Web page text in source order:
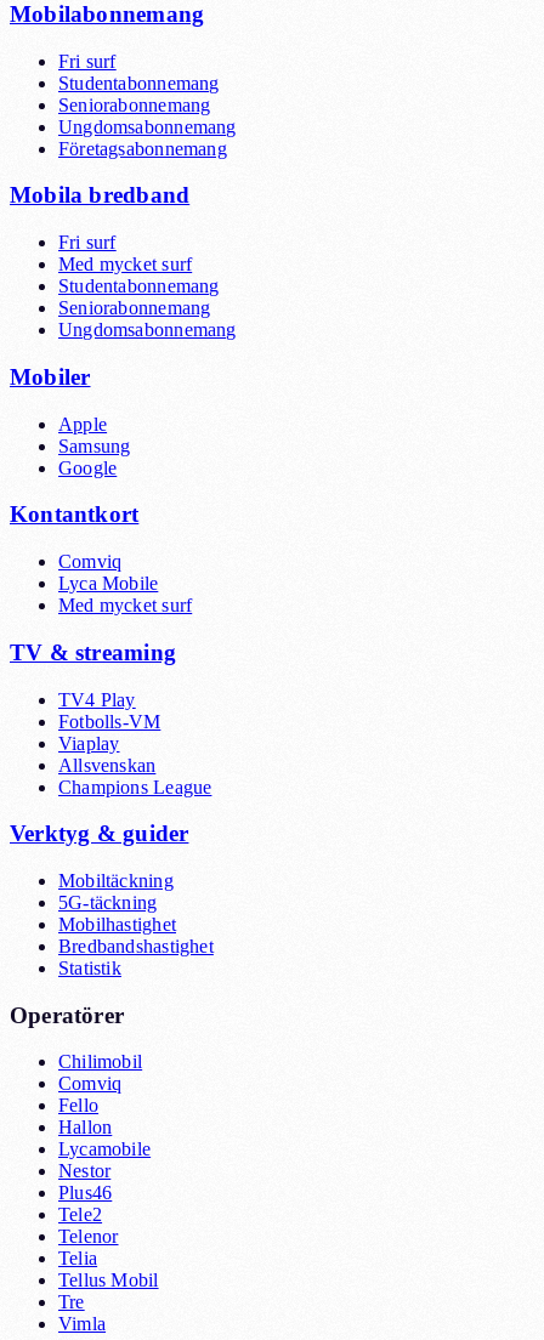
Mobilabonnemang
Fri surf
Studentabonnemang
Seniorabonnemang
Ungdomsabonnemang
Företagsabonnemang
Mobila bredband
Fri surf
Med mycket surf
Studentabonnemang
Seniorabonnemang
Ungdomsabonnemang
Mobiler
Apple
Samsung
Google
Kontantkort
Comviq
Lyca Mobile
Med mycket surf
TV & streaming
TV4 Play
Fotbolls-VM
Viaplay
Allsvenskan
Champions League
Verktyg & guider
Mobiltäckning
5G-täckning
Mobilhastighet
Bredbandshastighet
Statistik
Operatörer
Chilimobil
Comviq
Fello
Hallon
Lycamobile
Nestor
Plus46
Tele2
Telenor
Telia
Tellus Mobil
Tre
Vimla